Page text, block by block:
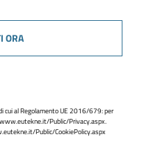
ORA
cui al Regolamento UE 2016/679: per
www.eutekne.it/Public/Privacy.aspx.
Public/CookiePolicy.aspx